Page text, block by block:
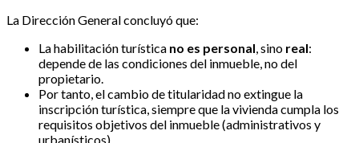
La Dirección General concluyó que:
La habilitación turística no es personal , sino real:
depende de las condiciones del inmueble, no del
propietario.
Por tanto, el cambio de titularidad no extingue la
inscripción turística, siempre que la vivienda cumpla los
requisitos objetivos del inmueble (administrativos y
urbanísticos).